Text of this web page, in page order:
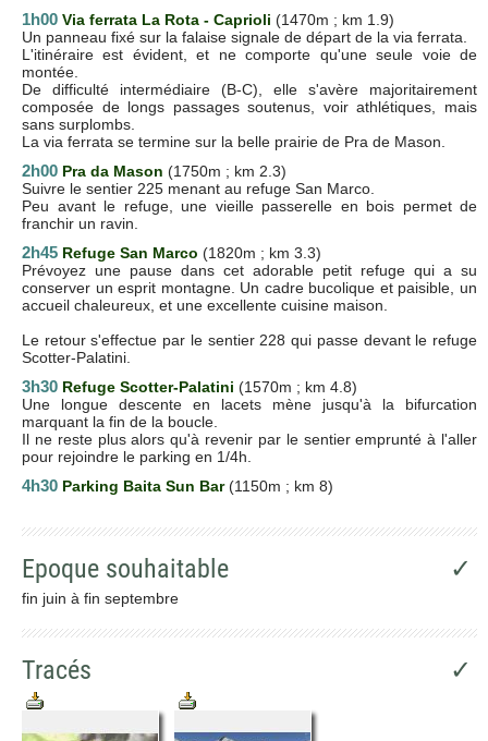
1h00 Via ferrata La Rota - Caprioli (1470m ; km 1.9)
Un panneau fixé sur la falaise signale de départ de la via ferrata.
L'itinéraire est évident, et ne comporte qu'une seule voie de
montée.
De difficulté intermédiaire (B-C), elle s'avère majoritairement
composée de longs passages soutenus, voir athlétiques, mais
sans surplombs.
La via ferrata se termine sur la belle prairie de Pra de Mason.
2h00 Pra da Mason (1750m ; km 2.3)
Suivre le sentier 225 menant au refuge San Marco.
Peu avant le refuge, une vieille passerelle en bois permet de
franchir un ravin.
2h45 Refuge San Marco (1820m ; km 3.3)
Prévoyez une pause dans cet adorable petit refuge qui a su
conserver un esprit montagne. Un cadre bucolique et paisible, un
accueil chaleureux, et une excellente cuisine maison.
Le retour s'effectue par le sentier 228 qui passe devant le refuge
Scotter-Palatini.
3h30 Refuge Scotter-Palatini (1570m ; km 4.8)
Une longue descente en lacets mène jusqu'à la bifurcation
marquant la fin de la boucle.
Il ne reste plus alors qu'à revenir par le sentier emprunté à l'aller
pour rejoindre le parking en 1/4h.
4h30 Parking Baita Sun Bar(1150m ; km 8)
Epoque souhaitable ✓
fin juin à fin septembre
Tracés ✓